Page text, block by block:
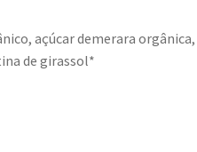
açúcar demerara
de girassol*